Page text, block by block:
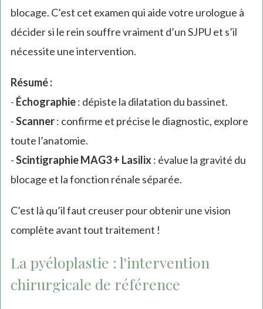
blocage. C’est cet examen qui aide votre urologue à
décider si le rein souffre vraiment d’un SJPU et s’il
nécessite une intervention.
Résumé :
- Échographie: dépiste la dilatation du bassinet.
-Scanner: confirme et précise le diagnostic, explore
toute l’anatomie.
-Scintigraphie MAG3 + Lasilix : évalue la gravité du
blocage et la fonction rénale séparée.
C’est là qu’il faut creuser pour obtenir une vision
complète avant tout traitement !
La pyéloplastie : l'intervention
chirurgicale de référence